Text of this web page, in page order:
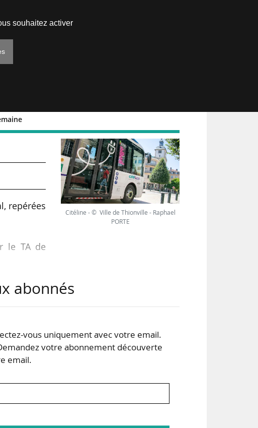
les
repérées
le TA de
Citéline - © Ville de Thionville - Raphael
PORTE
abonnés
vous uniquement avec votre email.
votre abonnement découverte
email.
souhaitez activer